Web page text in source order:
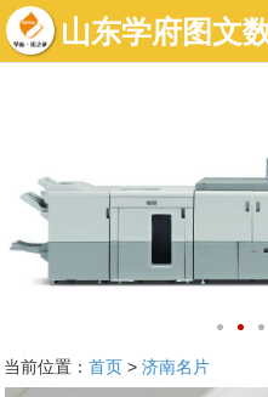
当前位置： 首页> 济南名片